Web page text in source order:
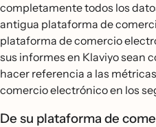
completamente todos los
antigua plataforma de
plataforma de comercio
sus informes en Klaviyo sean
hacer referencia a las
comercio electrónico en los
De su plataforma de